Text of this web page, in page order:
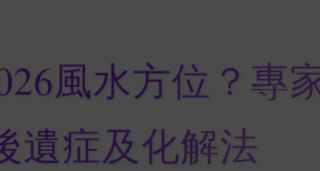
風水方位？專
遺症及化解法